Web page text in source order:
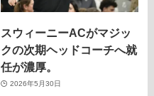
スウィーニーACがマジッ
クの次期ヘッドコーチへ就
任が濃厚。
2026年5月30日